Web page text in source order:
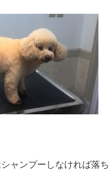
ャンプーしなければ落